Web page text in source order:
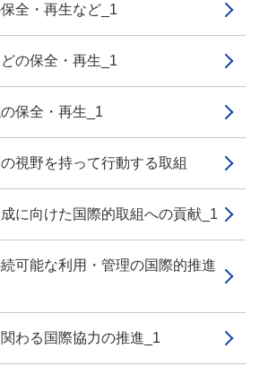
全・再生など_1
の保全・再生_1
保全・再生_1
視野を持って行動する取組
に向けた国際的取組への貢献_1
可能な利用・管理の国際的推進
わる国際協力の推進_1